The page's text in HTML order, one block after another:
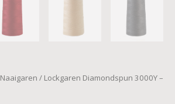
Naaigaren / Lockgaren Diamondspun 3000Y –